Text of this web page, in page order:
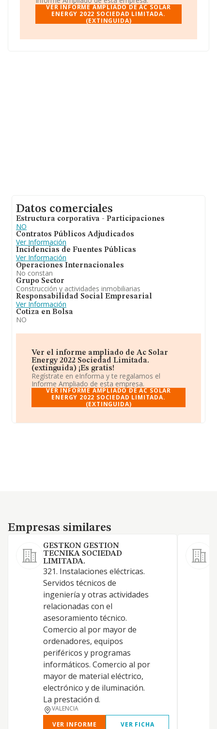
La sociedadAc Solar Energy 2022 Sociedad
Limitada. (extinguida), NIF B72595663, está situada
en Calle Gran Via De La Comunitat Valenciana núm. 6 6
Comunidad Valenciana.
VER INFORME AMPLIADO DE AC SOLAR
ENERGY 2022 SOCIEDAD LIMITADA.
(EXTINGUIDA)
Datos comerciales
Estructura corporativa - Participaciones
NO
Contratos Públicos Adjudicados
Ver Información
Incidencias de Fuentes Públicas
Ver Información
Operaciones Internacionales
No constan
Grupo Sector
Construcción y actividades inmobiliarias
Responsabilidad Social Empresarial
Ver Información
Cotiza en Bolsa
NO
Ver el informe ampliado de Ac Solar
Energy 2022 Sociedad Limitada.
(extinguida) ¡Es gratis!
Regístrate en eInforma y te regalamos el
Informe Ampliado de esta empresa.
VER INFORME AMPLIADO DE AC SOLAR
ENERGY 2022 SOCIEDAD LIMITADA.
(EXTINGUIDA)
Empresas similares
Empresas similares
GESTKON GESTION
TECNIKA SOCIEDAD
LIMITADA.
321. Instalaciones eléctricas.
Servidos técnicos de
ingeniería y otras actividades
relacionadas con el
asesoramiento técnico.
Comercio al por mayor de
ordenadores, equipos
periféricos y programas
informáticos. Comercio al por
mayor de material eléctrico,
electrónico y de iluminación.
La prestación d.
VALENCIA
VER INFORME
VER FICHA